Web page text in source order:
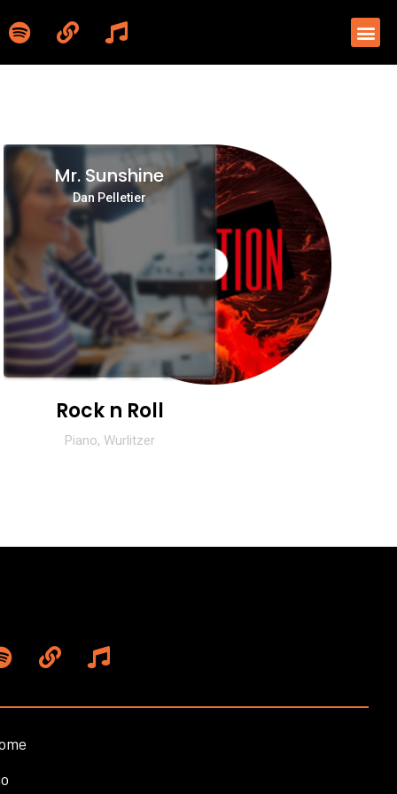
Mr. Sunshine
Dan Pelletier
Rock n Roll
Piano, Wurlitzer